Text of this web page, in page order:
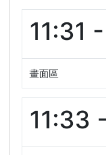
11:31
畫面區
11:33